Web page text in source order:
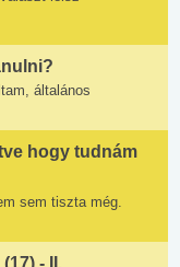
általános
hogy tudnám
sem tiszta még.
- II.